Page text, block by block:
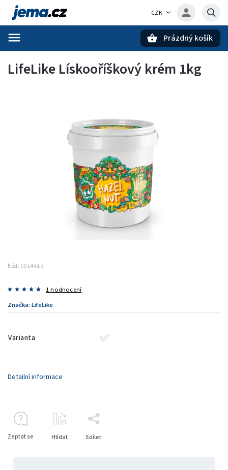
CZK
Prázdný košík
LifeLike Lískooříškový krém 1kg
Kód: 0014413
1 hodnocení
Značka: LifeLike
Varianta
Detailní informace
Zeptat se Hlídat Sdílet